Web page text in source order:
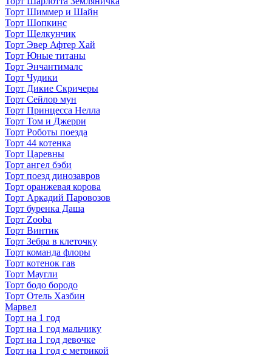
Торт Шиммер и Шайн
Торт Шопкинс
Торт Щелкунчик
Торт Эвер Афтер Хай
Торт Юные титаны
Торт Энчантималс
Торт Чудики
Торт Дикие Скричеры
Торт Сейлор мун
Торт Принцесса Нелла
Торт Том и Джерри
Торт Роботы поезда
Торт 44 котенка
Торт Царевны
Торт ангел бэби
Торт поезд динозавров
Торт оранжевая корова
Торт Аркадий Паровозов
Торт буренка Даша
Торт Zooba
Торт Винтик
Торт Зебра в клеточку
Торт команда флоры
Торт котенок гав
Торт Маугли
Торт бодо бородо
Торт Отель Хазбин
Марвел
Торт на 1 год
Торт на 1 год мальчику
Торт на 1 год девочке
Торт на 1 год с метрикой